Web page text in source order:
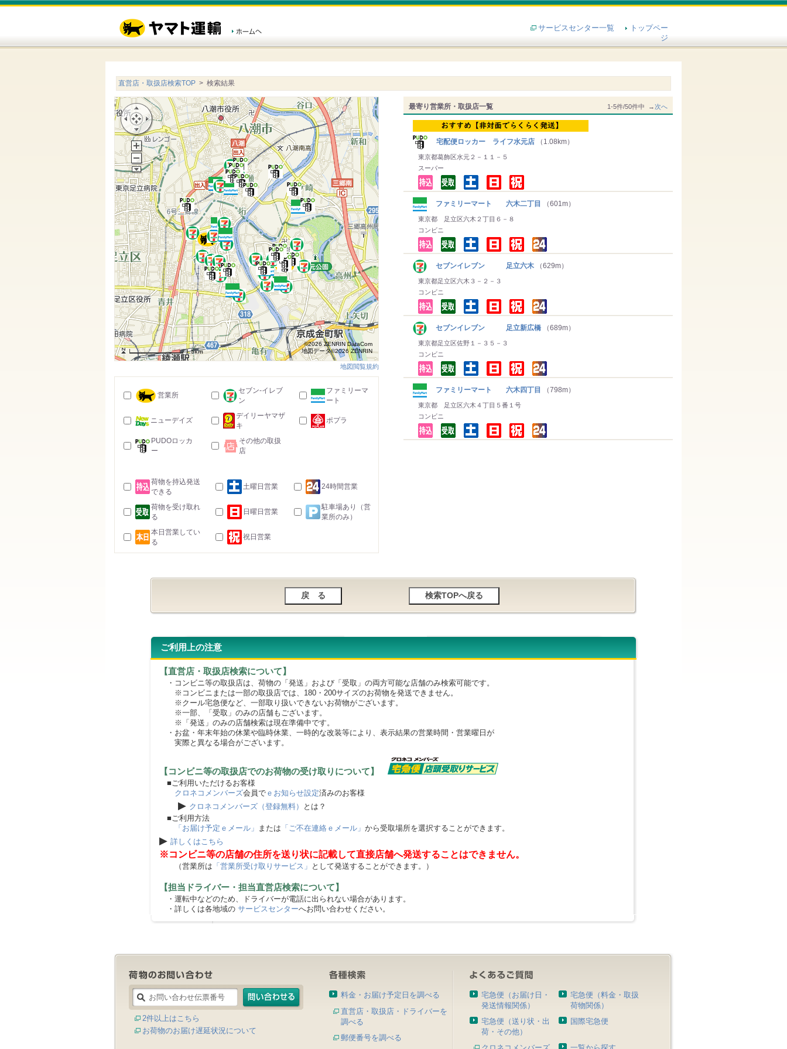
サービスセンター一覧
トップペー
ジ
直営店・取扱店検索TOP > 検索結果
最寄り営業所・取扱店一覧 1-5件/50件中 →次へ
宅配便ロッカー ライフ水元店 （1.08km）
東京都葛飾区水元２－１１－５
スーパー
ファミリーマート 六木二丁目 （601m）
東京都 足立区六木２丁目６－８
コンビニ
セブンイレブン 足立六木 （629m）
東京都足立区六木３－２－３
コンビニ
セブンイレブン 足立新広橋 （689m）
東京都足立区佐野１－３５－３
コンビニ
ファミリーマート 六木四丁目 （798m）
東京都 足立区六木４丁目５番１号
コンビニ
1.5km
©2026 ZENRIN DataCom
地図データ©2026 ZENRIN
地図閲覧規約
営業所
セブン-イレブ
ン
ファミリーマ
ート
ニューデイズ
デイリーヤマザ
キ
ポプラ
PUDOロッカ
ー
その他の取扱
店
荷物を持込発送
できる
土曜日営業 24時間営業
荷物を受け取れ
る
日曜日営業
駐車場あり（営
業所のみ）
本日営業してい
る
祝日営業
ご利用上の注意
【直営店・取扱店検索について】
・コンビニ等の取扱店は、荷物の「発送」および「受取」の両方可能な店舗のみ検索可能です。
※コンビニまたは一部の取扱店では、180・200サイズのお荷物を発送できません。
※クール宅急便など、一部取り扱いできないお荷物がございます。
※一部、「受取」のみの店舗もございます。
※「発送」のみの店舗検索は現在準備中です。
・お盆・年末年始の休業や臨時休業、一時的な改装等により、表示結果の営業時間・営業曜日が
実際と異なる場合がございます。
【コンビニ等の取扱店でのお荷物の受け取りについて】
■ご利用いただけるお客様
クロネコメンバーズ会員で ｅお知らせ設定済みのお客様
▶ クロネコメンバーズ（登録無料）
とは？
■ご利用方法
「お届け予定ｅメール」 または 「ご不在連絡ｅメール」 から受取場所を選択することができます。
▶ 詳しくはこちら
※コンビニ等の店舗の住所を送り状に記載して直接店舗へ発送することはできません。
（営業所は 「営業所受け取りサービス」 として発送することができます。）
【担当ドライバー・担当直営店検索について】
・運転中などのため、ドライバーが電話に出られない場合があります。
・詳しくは各地域の サービスセンターへお問い合わせください。
2件以上はこちら
お荷物のお届け遅延状況について
料金・お届け予定日を調べる
直営店・取扱店・ドライバーを
調べる
郵便番号を調べる
宅急便（お届け日・
発送情報関係）
宅急便（料金・取扱
荷物関係）
宅急便（送り状・出
荷・その他）
国際宅急便